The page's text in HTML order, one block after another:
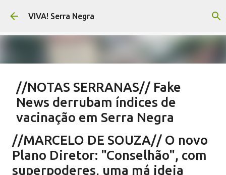
Pular para o conteúdo principal
VIVA! Serra Negra
//NOTAS SERRANAS// Fake
News derrubam índices de
vacinação em Serra Negra
SALETE SILVA VACINAÇÃO SERRA NEGRA
VIVA! SERRA NEGRA NO AR
//MARCELO DE SOUZA// O novo
Plano Diretor: "Conselhão", com
superpoderes, uma má ideia